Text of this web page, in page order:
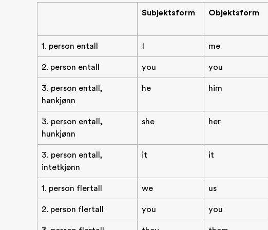
Subjektsform Objektsform
1. person entall I me
2. person entall you you
3. person entall,
hankjønn
he him
3. person entall,
hunkjønn
she her
3. person entall,
intetkjønn
it it
1. person flertall we us
2. person flertall you you